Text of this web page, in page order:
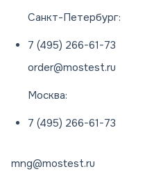
Санкт-Петербург:
7 (495) 266-61-73
order@mostest.ru
Москва:
7 (495) 266-61-73
mng@mostest.ru